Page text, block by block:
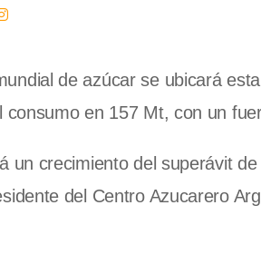
de azúcar se ubicará
consumo en 157 Mt, con un
un crecimiento del superávit
del Centro Azucarero